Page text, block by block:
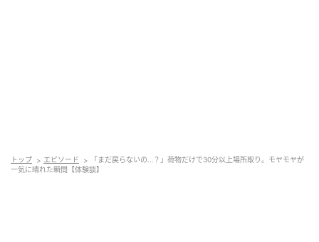
放しますね」と丁寧に対応してくれました。
トップ エピソード
「まだ戻らないの…？」荷物だけで30分以上場所取り。モヤモヤが
一気に晴れた瞬間【体験談】